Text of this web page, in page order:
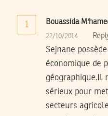
1 Bouassida
22/10/2014
Sejnane
économique de
géographique.Il
sérieux pour
secteurs